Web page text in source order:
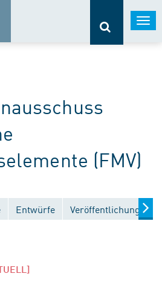
(FMV)
Entwürfe Veröffentlichungen